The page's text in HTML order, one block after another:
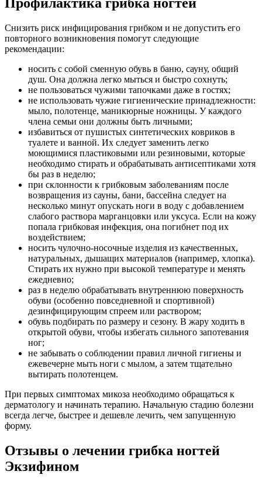
Снизить риск инфицирования грибком и не допустить его
повторного возникновения помогут следующие
рекомендации:
носить с собой сменную обувь в баню, сауну, общий
душ. Она должна легко мыться и быстро сохнуть;
не пользоваться чужими тапочками даже в гостях;
не использовать чужие гигиенические принадлежности:
мыло, полотенце, маникюрные ножницы. У каждого
члена семьи они должны быть личными;
избавиться от пушистых синтетических ковриков в
туалете и ванной. Их следует заменить легко
моющимися пластиковыми или резиновыми, которые
необходимо стирать и обрабатывать антисептиками хотя
бы раз в неделю;
при склонности к грибковым заболеваниям после
возвращения из сауны, бани, бассейна следует на
несколько минут опускать ноги в воду с добавлением
слабого раствора марганцовки или уксуса. Если на кожу
попала грибковая инфекция, она погибнет под их
воздействием;
носить чулочно-носочные изделия из качественных,
натуральных, дышащих материалов (например, хлопка).
Стирать их нужно при высокой температуре и менять
ежедневно;
раз в неделю обрабатывать внутреннюю поверхность
обуви (особенно повседневной и спортивной)
дезинфицирующим спреем или раствором;
обувь подбирать по размеру и сезону. В жару ходить в
открытой обуви, чтобы избегать сильного запотевания
ног;
не забывать о соблюдении правил личной гигиены и
ежевечерне мыть ноги с мылом, а затем тщательно
вытирать полотенцем.
При первых симптомах микоза необходимо обращаться к
дерматологу и начинать терапию. Начальную стадию болезни
всегда легче, быстрее и дешевле лечить, чем запущенную
форму.
Отзывы о лечении грибка ногтей
Экзифином